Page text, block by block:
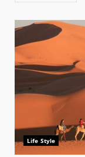
Life Style